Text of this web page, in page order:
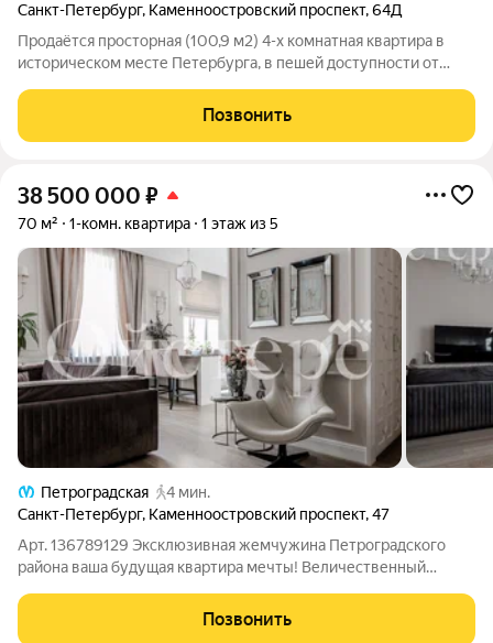
Санкт-Петербург, Каменноостровский проспект,64Д
Продаётся просторная (100,9 м2) 4-х комнатная квартира в
историческом месте Петербурга, в пешей доступности от
постройки. Двусторонняя квартира с видом на
Каменноостровский проспект и во двор. Все
Позвонить
38 500 000 ₽
70 м² 1-комн. квартира 1 этаж из 5
Петроградская
4 мин.
Санкт-Петербург, Каменноостровский проспект,47
Арт. 136789129 Эксклюзивная жемчужина Петроградского
района ваша будущая квартира мечты! Величественный
проспекта и живописной набережной реки Карповки место,
где история встречается с современным
Позвонить